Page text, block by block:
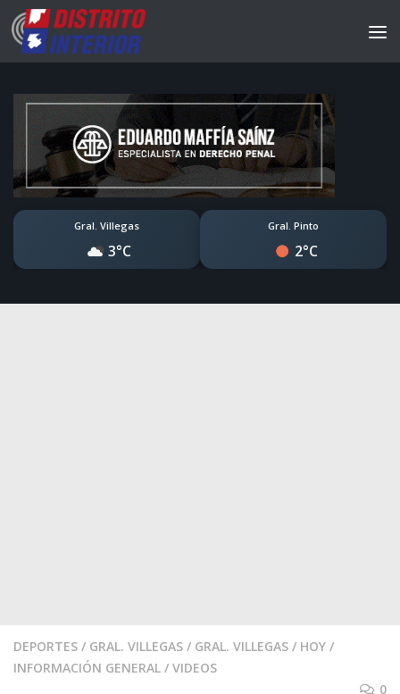
Gral. Villegas
3°C
Gral. Pinto
2°C
DEPORTES / GRAL. VILLEGAS / GRAL. VILLEGAS / HOY /
INFORMACIÓN GENERAL / VIDEOS
0